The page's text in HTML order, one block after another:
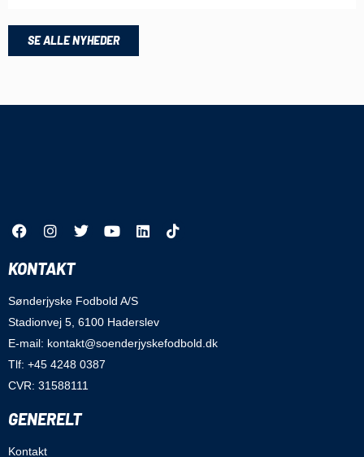
SE ALLE NYHEDER
KONTAKT
Sønderjyske Fodbold A/S
Stadionvej 5, 6100 Haderslev
E-mail: kontakt@soenderjyskefodbold.dk
Tlf: +45 4248 0387
CVR: 31588111
GENERELT
Kontakt